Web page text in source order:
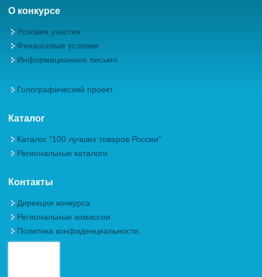
О конкурсе
Условия участия
Финансовые условия
Информационное письмо
Голографический проект
Каталог
Каталог "100 лучших товаров России"
Региональные каталоги
Контакты
Дирекция конкурса
Региональные комиссии
Политика конфиденциальности